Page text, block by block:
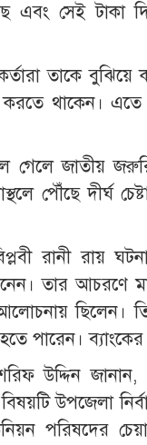
এবং সেই টাকা
তাকে
করতে থাকেন।
চলে গেলে
পৌঁছে দীর্ঘ
রানী রায়
তার
ছিলেন।
পারেন।
উদ্দিন
বিষয়টি উপজেলা
পরিষদের